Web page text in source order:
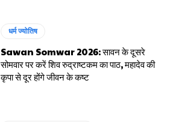
धर्म ज्योतिष
Sawan Somwar 2026: सावन के दूसरे
सोमवार पर करें शिव रुद्राष्टकम का पाठ, महादेव की
कृपा से दूर होंगे जीवन के कष्ट